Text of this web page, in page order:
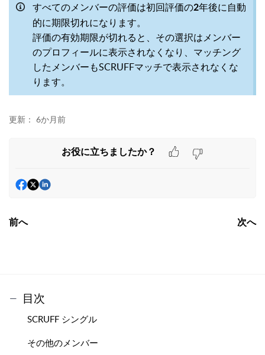
すべてのメンバーの評価は初回評価の2年後に自動
的に期限切れになります。
評価の有効期限が切れると、その選択はメンバー
のプロフィールに表示されなくなり、マッチング
したメンバーもSCRUFFマッチで表示されなくな
ります。
更新： 6か月前
お役に立ちましたか？
前へ 次へ
目次
SCRUFF シングル
その他のメンバー